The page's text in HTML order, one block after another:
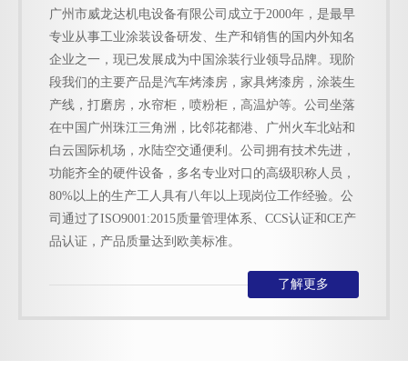
广州市威龙达机电设备有限公司成立于2000年，是最早
专业从事工业涂装设备研发、生产和销售的国内外知名
企业之一，现已发展成为中国涂装行业领导品牌。现阶
段我们的主要产品是汽车烤漆房，家具烤漆房，涂装生
产线，打磨房，水帘柜，喷粉柜，高温炉等。公司坐落
在中国广州珠江三角洲，比邻花都港、广州火车北站和
白云国际机场，水陆空交通便利。公司拥有技术先进，
功能齐全的硬件设备，多名专业对口的高级职称人员，
80%以上的生产工人具有八年以上现岗位工作经验。公
司通过了ISO9001:2015质量管理体系、CCS认证和CE产
品认证，产品质量达到欧美标准。
了解更多